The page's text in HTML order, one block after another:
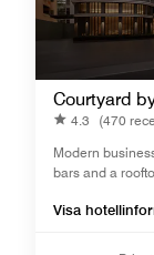
Courtyard
4.3
(470
Modern
bars and a
Visa